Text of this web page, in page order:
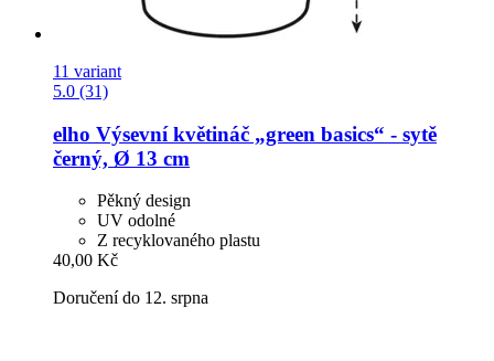
11 variant
5.0 (31)
elho Výsevní květináč „green basics“ -​ sytě
černý, Ø 13 cm
Pěkný design
UV odolné
Z recyklovaného plastu
40,00 Kč
Doručení do 12. srpna